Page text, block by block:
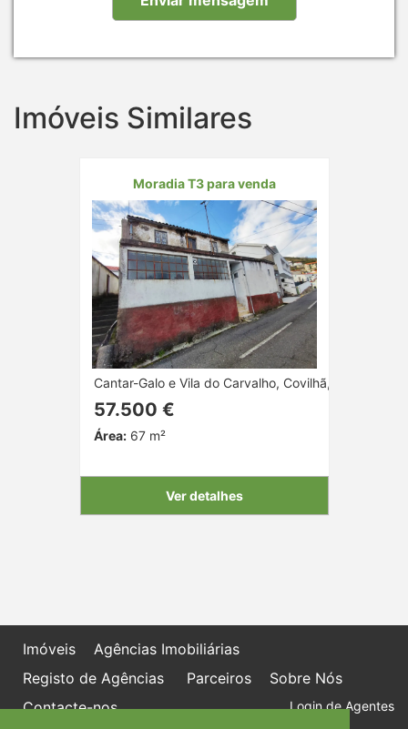
Imóveis Similares
Moradia T3 para venda
Cantar-Galo e Vila do Carvalho, Covilhã, Castelo
57.500 €
Área:67 m²
Ver detalhes
Imóveis
Agências Imobiliárias
Registo de Agências
Parceiros
Sobre Nós
Contacte-nos
Login de Agentes